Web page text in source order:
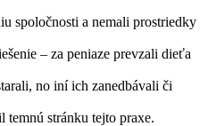
spoločnosti a nemali prostriedky
– za peniaze prevzali dieťa
no iní ich zanedbávali či
stránku tejto praxe.